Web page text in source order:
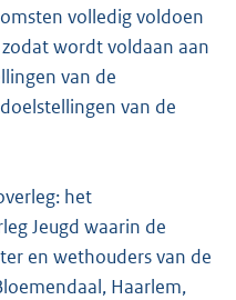
volledig voldoen
wordt voldaan aan
van de
van de
het
Jeugd waarin de
en wethouders van de
Haarlem,